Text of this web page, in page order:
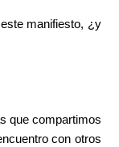
manifiesto, ¿y
que compartimos
con otros